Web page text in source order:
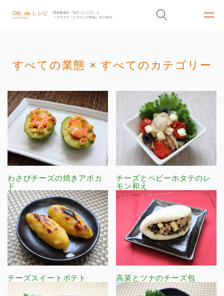
すべての業態 × すべてのカテゴリー
わさびチーズの焼きアボカ
ド
チーズとベビーホタテのレ
モン和え
チーズスイートポテト 高菜とツナのチーズ包